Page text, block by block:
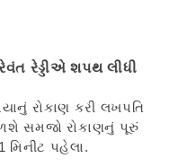
રેડ્ડીએ શપથ લીધી